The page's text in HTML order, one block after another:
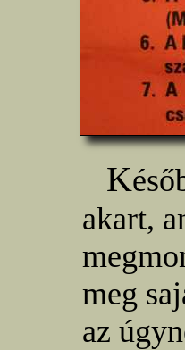
K
akart,
meg
az